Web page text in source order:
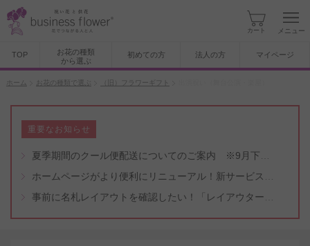
カート メニュー
TOP
お花の種類
から選ぶ
初めての方 法人の方 マイページ
ホーム お花の種類で選ぶ （旧）フラワーギフト
重要なお知らせ